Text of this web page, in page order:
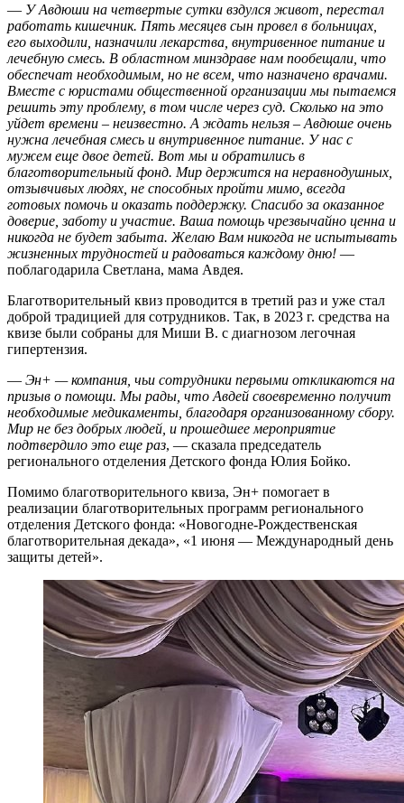
— У Авдюши на четвертые сутки вздулся живот, перестал
работать кишечник. Пять месяцев сын провел в больницах,
его выходили, назначили лекарства, внутривенное питание и
лечебную смесь. В областном минздраве нам пообещали, что
обеспечат необходимым, но не всем, что назначено врачами.
Вместе с юристами общественной организации мы пытаемся
решить эту проблему, в том числе через суд. Сколько на это
уйдет времени – неизвестно. А ждать нельзя – Авдюше очень
нужна лечебная смесь и внутривенное питание. У нас с
мужем еще двое детей. Вот мы и обратились в
благотворительный фонд. Мир держится на неравнодушных,
отзывчивых людях, не способных пройти мимо, всегда
готовых помочь и оказать поддержку. Спасибо за оказанное
доверие, заботу и участие. Ваша помощь чрезвычайно ценна и
никогда не будет забыта. Желаю Вам никогда не испытывать
жизненных трудностей и радоваться каждому дню! —
поблагодарила Светлана, мама Авдея.
Благотворительный квиз проводится в третий раз и уже стал
доброй традицией для сотрудников. Так, в 2023 г. средства на
квизе были собраны для Миши В. с диагнозом легочная
гипертензия.
— Эн+ — компания, чьи сотрудники первыми откликаются на
призыв о помощи. Мы рады, что Авдей своевременно получит
необходимые медикаменты, благодаря организованному сбору.
Мир не без добрых людей, и прошедшее мероприятие
подтвердило это еще раз, — сказала председатель
регионального отделения Детского фонда Юлия Бойко.
Помимо благотворительного квиза, Эн+ помогает в
реализации благотворительных программ регионального
отделения Детского фонда: «Новогодне-Рождественская
благотворительная декада», «1 июня — Международный день
защиты детей».